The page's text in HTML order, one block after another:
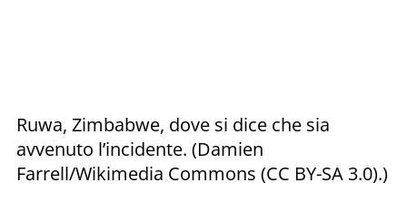
Ruwa, Zimbabwe, dove si dice che sia
avvenuto l’incidente. (Damien
Farrell/Wikimedia Commons (CC BY-SA 3.0).)